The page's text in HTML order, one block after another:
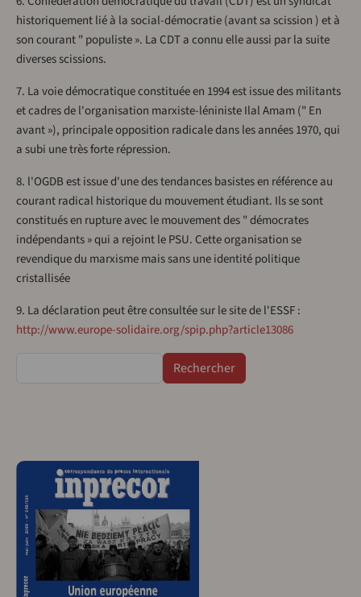
historiquement lié à la social-démocratie (avant sa scission ) et à
son courant " populiste ». La CDT a connu elle aussi par la suite
diverses scissions.
7. La voie démocratique constituée en 1994 est issue des militants
et cadres de l'organisation marxiste-léniniste Ilal Amam (" En
avant »), principale opposition radicale dans les années 1970, qui
a subi une très forte répression.
8. l'OGDB est issue d'une des tendances basistes en référence au
courant radical historique du mouvement étudiant. Ils se sont
constitués en rupture avec le mouvement des " démocrates
indépendants » qui a rejoint le PSU. Cette organisation se
revendique du marxisme mais sans une identité politique
cristallisée
9. La déclaration peut être consultée sur le site de l'ESSF :
http://www.europe-solidaire.org/spip.php?article13086